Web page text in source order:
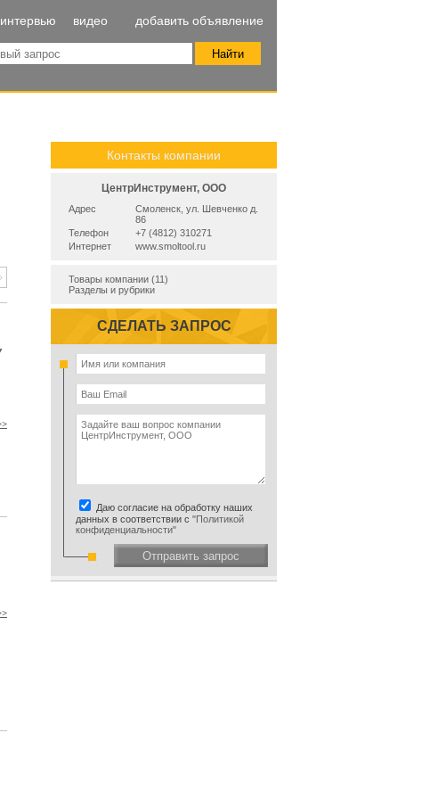
интервью видео добавить объявление
Контакты компании
ЦентрИнструмент, ООО
Адрес
Смоленск, ул. Шевченко д.
86
Телефон
+7 (4812) 310271
Интернет
www.smoltool.ru
Товары компании (11)
Разделы и рубрики
СДЕЛАТЬ ЗАПРОС
Даю согласие на обработку наших
данных в соответствии с "Политикой
конфиденциальности"
Отправить запрос